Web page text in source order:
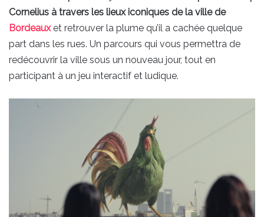
Cornelius à travers les lieux iconiques de la ville de
Bordeauxet retrouver la plume qu’il a cachée quelque
part dans les rues. Un parcours qui vous permettra de
redécouvrir la ville sous un nouveau jour, tout en
participant à un jeu interactif et ludique.